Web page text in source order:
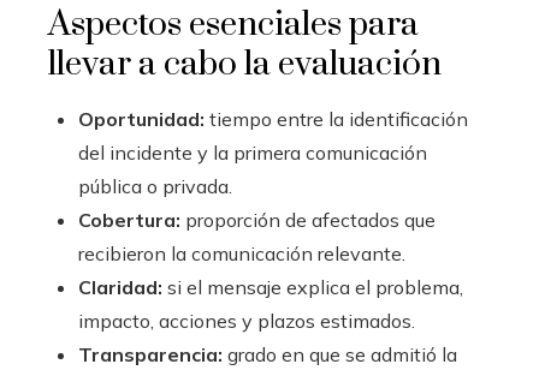
Aspectos esenciales para
llevar a cabo la evaluación
Oportunidad: tiempo entre la identificación
del incidente y la primera comunicación
pública o privada.
Cobertura: proporción de afectados que
recibieron la comunicación relevante.
Claridad: si el mensaje explica el problema,
impacto, acciones y plazos estimados.
Transparencia: grado en que se admitió la